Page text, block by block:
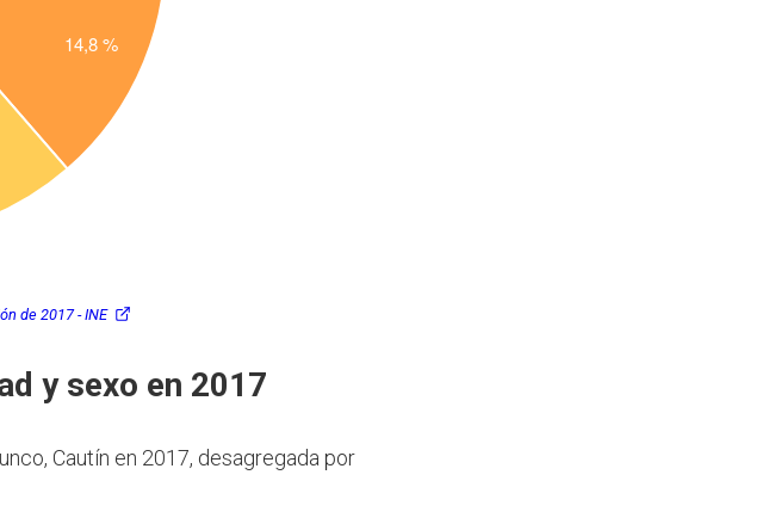
de 2017 - INE
y sexo en 2017
Cautín en 2017, desagregada por